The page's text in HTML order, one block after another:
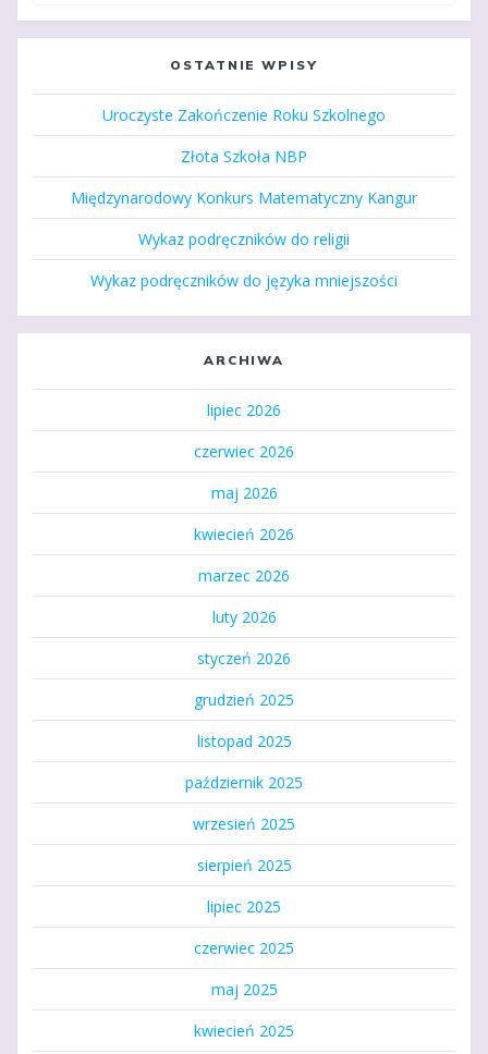
OSTATNIE WPISY
Uroczyste Zakończenie Roku Szkolnego
Złota Szkoła NBP
Międzynarodowy Konkurs Matematyczny Kangur
Wykaz podręczników do religii
Wykaz podręczników do języka mniejszości
ARCHIWA
lipiec 2026
czerwiec 2026
maj 2026
kwiecień 2026
marzec 2026
luty 2026
styczeń 2026
grudzień 2025
listopad 2025
październik 2025
wrzesień 2025
sierpień 2025
lipiec 2025
czerwiec 2025
maj 2025
kwiecień 2025